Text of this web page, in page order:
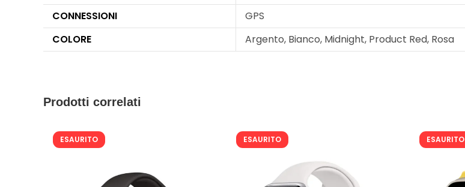
CONNESSIONI
GPS
COLORE
Argento, Bianco, Midnight, Product Red, Rosa
Prodotti correlati
ESAURITO ESAURITO ESAURITO